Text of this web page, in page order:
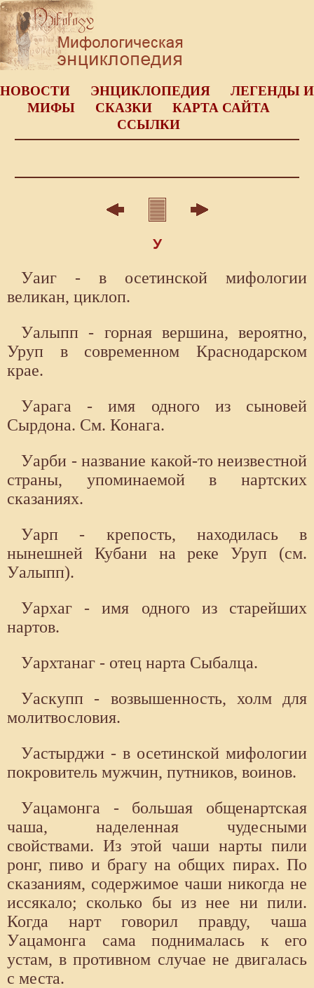
НОВОСТИ ЭНЦИКЛОПЕДИЯ
ЛЕГЕНДЫ И
МИФЫ
СКАЗКИ
КАРТА САЙТА
ССЫЛКИ
У
Уаиг - в осетинской мифологии
великан, циклоп.
Уалыпп - горная вершина, вероятно,
Уруп в современном Краснодарском
крае.
Уарага - имя одного из сыновей
Сырдона. См. Конага.
Уарби - название какой-то неизвестной
страны, упоминаемой в нартских
сказаниях.
Уарп - крепость, находилась в
нынешней Кубани на реке Уруп (см.
Уалыпп).
Уархаг - имя одного из старейших
нартов.
Уархтанаг - отец нарта Сыбалца.
Уаскупп - возвышенность, холм для
молитвословия.
Уастырджи - в осетинской мифологии
покровитель мужчин, путников, воинов.
Уацамонга - большая общенартская
чаша, наделенная чудесными
свойствами. Из этой чаши нарты пили
ронг, пиво и брагу на общих пирах. По
сказаниям, содержимое чаши никогда не
иссякало; сколько бы из нее ни пили.
Когда нарт говорил правду, чаша
Уацамонга сама поднималась к его
устам, в противном случае не двигалась
с места.